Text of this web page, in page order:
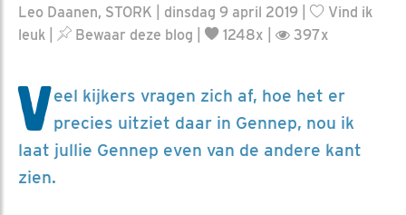
Leo Daanen, STORK | dinsdag 9 april 2019 |
Vind ik
leuk
Bewaar deze blog 1248x | 397x
Veel kijkers vragen zich af, hoe het er
precies uitziet daar in Gennep, nou ik
laat jullie Gennep even van de andere kant
zien.